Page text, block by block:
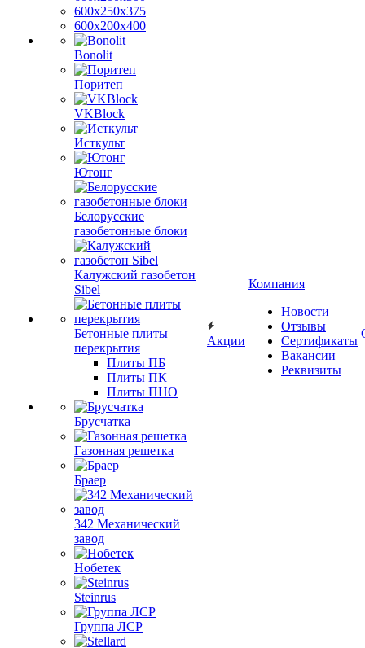
600х250х375
600х200х400
Bonolit
Поритеп
VKBlock
Исткульт
Ютонг
Белорусские
газобетонные блоки
Калужский газобетон
Sibel
Бетонные плиты
перекрытия
Плиты ПБ
Плиты ПК
Плиты ПНО
Брусчатка
Газонная решетка
Браер
342 Механический
завод
Нобетек
Steinrus
Группа ЛСР
Акции
Компания
Новости
Отзывы
Сертификаты
Вакансии
Реквизиты